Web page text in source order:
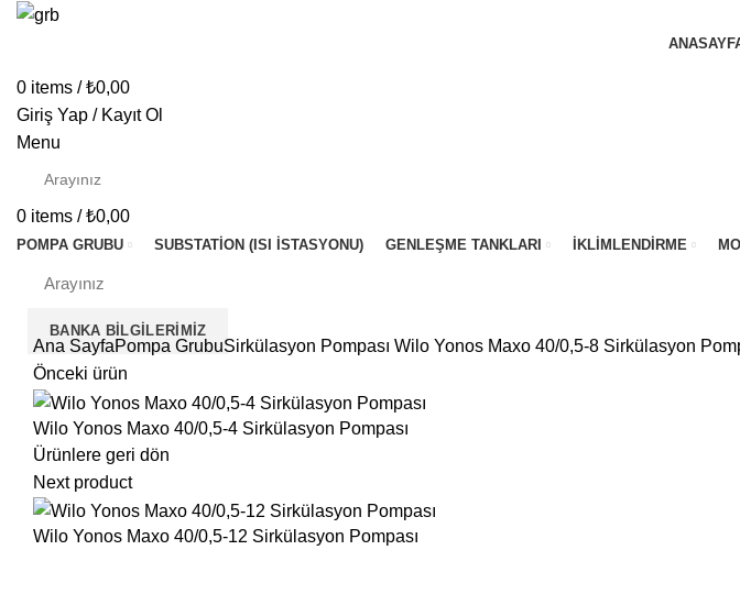
0 items / ₺0,00
Giriş Yap / Kayıt Ol
Menu
0 items / ₺0,00
POMPA GRUBU SUBSTATION (ISI İSTASYONU) GENLEŞME TANKLARI İKLIMLENDIRME
BANKA BILGILERIMIZ
Ana SayfaPompa GrubuSirkülasyon Pompası Wilo Yonos Maxo 40/0,5-8 Sirkülasyon
Önceki ürün
Wilo Yonos Maxo 40/0,5-4 Sirkülasyon Pompası
Ürünlere geri dön
Next product
Wilo Yonos Maxo 40/0,5-12 Sirkülasyon Pompası